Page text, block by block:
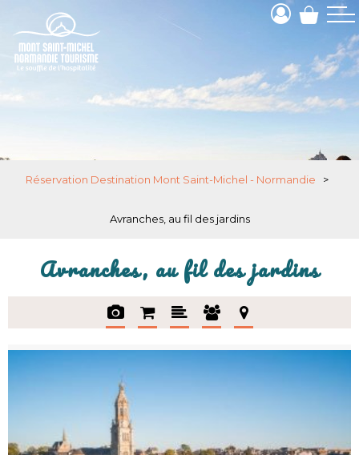
Réservation Destination Mont Saint-Michel - Normandie >
Avranches, au fil des jardins
Avranches, au fil des jardins